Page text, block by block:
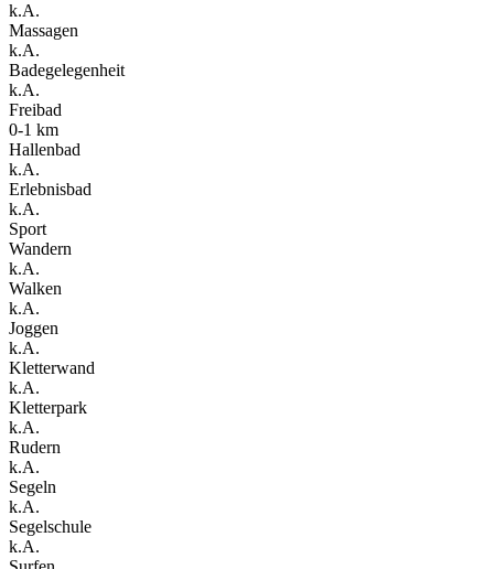
k.A.
Massagen
k.A.
Badegelegenheit
k.A.
Freibad
0-1 km
Hallenbad
k.A.
Erlebnisbad
k.A.
Sport
Wandern
k.A.
Walken
k.A.
Joggen
k.A.
Kletterwand
k.A.
Kletterpark
k.A.
Rudern
k.A.
Segeln
k.A.
Segelschule
k.A.